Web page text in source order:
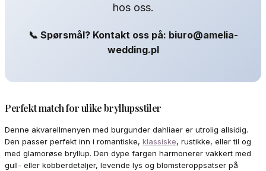
hos oss.
📞 Spørsmål? Kontakt oss på: biuro@amelia-
wedding.pl
Perfekt match for ulike bryllupsstiler
Denne akvarellmenyen med burgunder dahliaer er utrolig allsidig.
Den passer perfekt inn i romantiske, klassiske, rustikke, eller til og
med glamorøse bryllup. Den dype fargen harmonerer vakkert med
gull- eller kobberdetaljer, levende lys og blomsteroppsatser på